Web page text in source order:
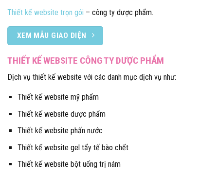
Thiết kế website trọn gói – công ty dược phẩm.
XEM MẪU GIAO DIỆN
THIẾT KẾ WEBSITE CÔNG TY DƯỢC PHẨM
Dịch vụ thiết kế website với các danh mục dịch vụ như:
Thiết kế website mỹ phẩm
Thiết kế website dược phẩm
Thiết kế website phấn nước
Thiết kế website gel tẩy tế bào chết
Thiết kế website bột uống trị nám